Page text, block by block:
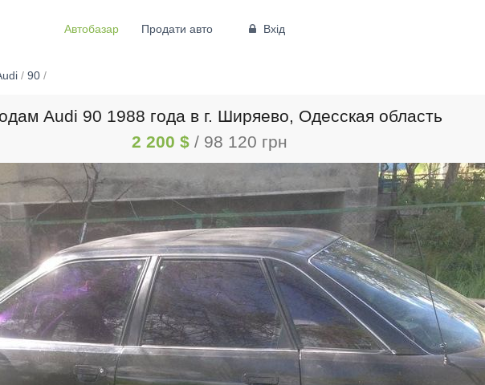
Автобазар Продати авто Вхід
/ 90/
Audi 90 1988 года в г. Ширяево, Одесская область
2 200 $ / 98 120 грн